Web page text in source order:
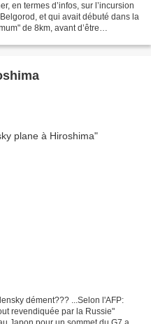
en termes d’infos, sur l’incursion
et qui avait débuté dans la
de 8km, avant d’être
dément??? ...Selon l'AFP:
revendiquée par la Russie"